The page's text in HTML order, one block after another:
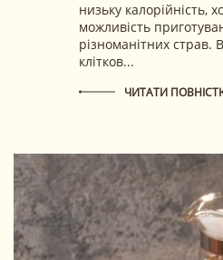
низьку калорійність,
можливість
різноманітних страв.
клітков...
ЧИТАТИ